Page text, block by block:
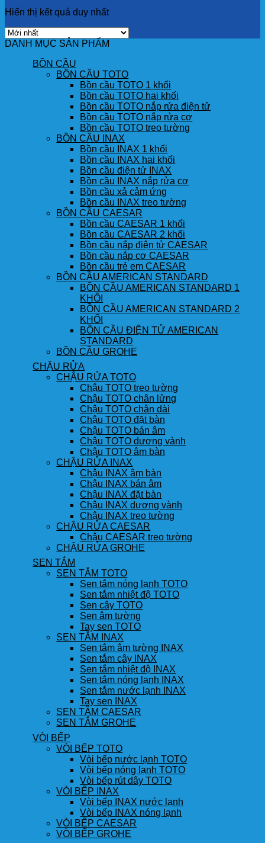
Hiển thị kết quả duy nhất
DANH MỤC SẢN PHẨM
BỒN CẦU
BỒN CẦU TOTO
Bồn cầu TOTO 1 khối
Bồn cầu TOTO hai khối
Bồn cầu TOTO nắp rửa điện tử
Bồn cầu TOTO nắp rửa cơ
Bồn cầu TOTO treo tường
BỒN CẦU INAX
Bồn cầu INAX 1 khối
Bồn cầu INAX hai khối
Bồn cầu điện tử INAX
Bồn cầu INAX nắp rửa cơ
Bồn cầu xả cảm ứng
Bồn cầu INAX treo tường
BỒN CẦU CAESAR
Bồn cầu CAESAR 1 khối
Bồn cầu CAESAR 2 khối
Bồn cầu nắp điện tử CAESAR
Bồn cầu nắp cơ CAESAR
Bồn cầu trẻ em CAESAR
BỒN CẦU AMERICAN STANDARD
BỒN CẦU AMERICAN STANDARD 1
KHỐI
BỒN CẦU AMERICAN STANDARD 2
KHỐI
BỒN CẦU ĐIỆN TỬ AMERICAN
STANDARD
BỒN CẦU GROHE
CHẬU RỬA
CHẬU RỬA TOTO
Chậu TOTO treo tường
Chậu TOTO chân lửng
Chậu TOTO chân dài
Chậu TOTO đặt bàn
Chậu TOTO bán âm
Chậu TOTO dương vành
Chậu TOTO âm bàn
CHẬU RỬA INAX
Chậu INAX âm bàn
Chậu INAX bán âm
Chậu INAX đặt bàn
Chậu INAX dương vành
Chậu INAX treo tường
CHẬU RỬA CAESAR
Chậu CAESAR treo tường
CHẬU RỬA GROHE
SEN TẮM
SEN TẮM TOTO
Sen tắm nóng lạnh TOTO
Sen tắm nhiệt độ TOTO
Sen cây TOTO
Sen âm tường
Tay sen TOTO
SEN TẮM INAX
Sen tắm âm tường INAX
Sen tắm cây INAX
Sen tắm nhiệt độ INAX
Sen tắm nóng lạnh INAX
Sen tắm nước lạnh INAX
Tay sen INAX
SEN TẮM CAESAR
SEN TẮM GROHE
VÒI BẾP
VÒI BẾP TOTO
Vòi bếp nước lạnh TOTO
Vòi bếp nóng lạnh TOTO
Vòi bếp rút dây TOTO
VÒI BẾP INAX
Vòi bếp INAX nước lạnh
Vòi bếp INAX nóng lạnh
VÒI BẾP CAESAR
VÒI BẾP GROHE